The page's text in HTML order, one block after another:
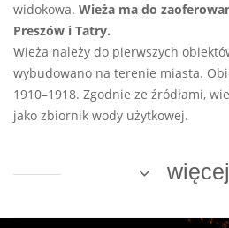
widokowa. Wieża ma do
Preszów i Tatry.
Wieża należy do pierwszych
wybudowano na terenie miasta.
1910–1918. Zgodnie ze źródłami,
jako zbiornik wody użytkowej.
więcej